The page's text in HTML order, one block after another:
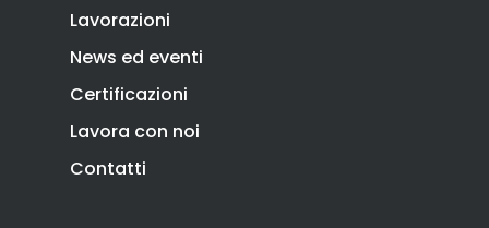
Lavorazioni
News ed eventi
Certificazioni
Lavora con noi
Contatti